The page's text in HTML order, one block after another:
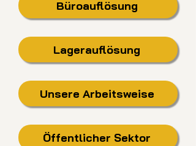
Büroauflösung
Lagerauflösung
Unsere Arbeitsweise
Öffentlicher Sektor